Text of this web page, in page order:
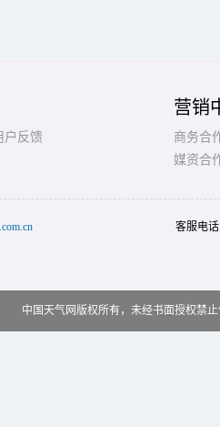
户反馈
营销
商务合
媒资合
客服电
中国天气网版权所有，未经书面授权